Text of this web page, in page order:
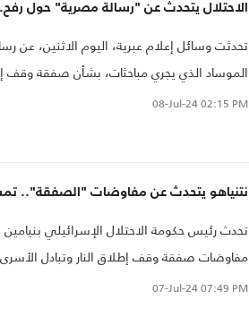
الاحتلال يتحدث عن "رسالة مصرية" حول
تحدثت وسائل إعلام عبرية، اليوم الاثنين،
الموساد الذي يجري مباحثات، بشأن صفقة وقف
الأسرى مع حركة حماس..
08-Jul-2402:15 PM
نتنياهو يتحدث عن مفاوضات "الصفقة"..
تحدث رئيس حكومة الاحتلال الإسرائيلي بنيامين
مفاوضات صفقة وقف إطلاق النار وتبادل
بمسألة استئناف الحرب عقب "الهدنة المؤقتة"..
07-Jul-2407:49 PM